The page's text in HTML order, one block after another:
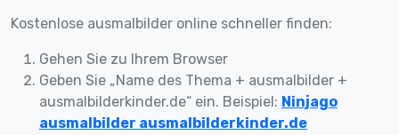
Kostenlose ausmalbilder online schneller finden:
Gehen Sie zu Ihrem Browser
Geben Sie „Name des Thema + ausmalbilder +
ausmalbilderkinder.de“ ein. Beispiel: Ninjago
ausmalbilder ausmalbilderkinder.de